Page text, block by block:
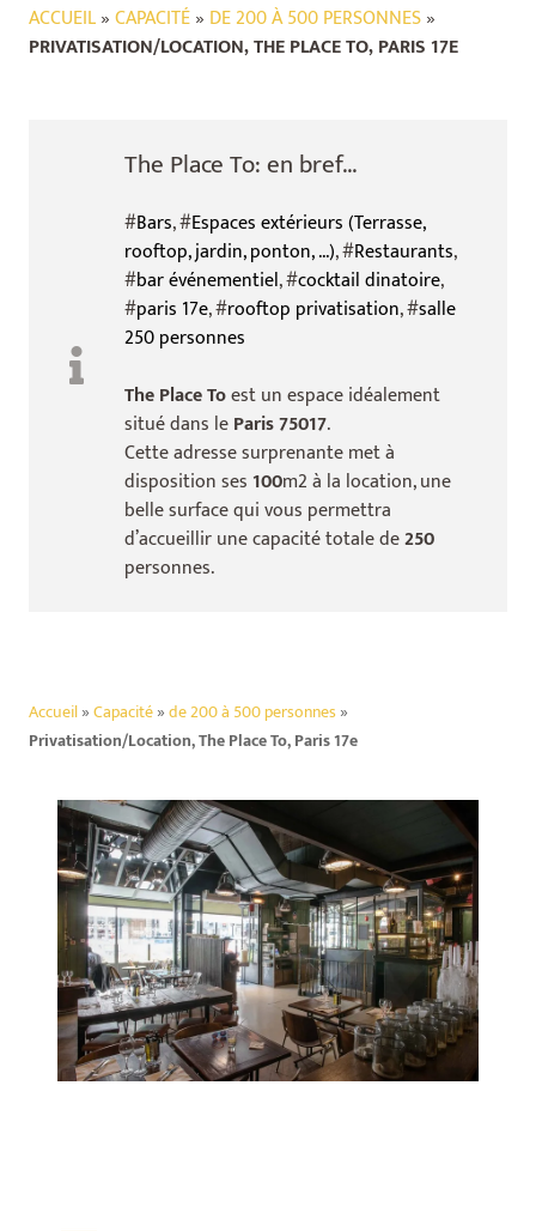
ACCUEIL»CAPACITÉ» DE 200 À 500 PERSONNES»
PRIVATISATION/LOCATION, THE PLACE TO, PARIS 17E
The Place To: en bref...
#Bars, #Espaces extérieurs (Terrasse,
rooftop, jardin, ponton, ...), #Restaurants,
#bar événementiel, #cocktail dinatoire,
#paris 17e, #rooftop privatisation, #salle
250 personnes
The Place Toest un espace idéalement
situé dans leParis 75017.
Cette adresse surprenante met à
disposition ses 100m2 à la location, une
belle surface qui vous permettra
d’accueillir une capacité totale de250
personnes.
Accueil»Capacité»de 200 à 500 personnes »
Privatisation/Location, The Place To, Paris 17e